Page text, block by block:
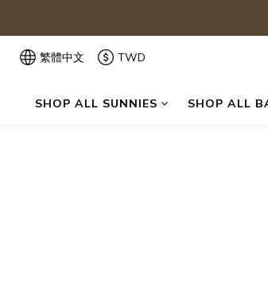
繁體中文 TWD
SHOP ALL SUNNIES SHOP ALL